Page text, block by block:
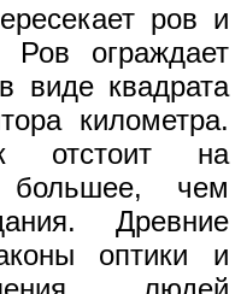
ров и
Ров ограждает
виде квадрата
километра.
отстоит на
большее, чем
Древние
оптики и